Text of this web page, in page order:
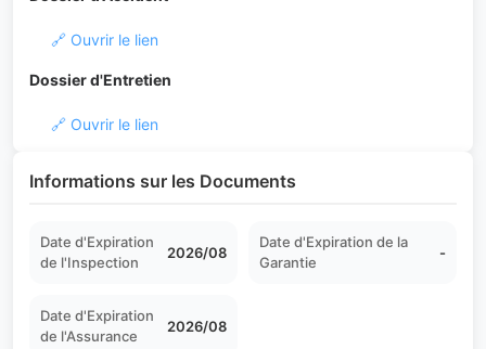
🔗 Ouvrir le lien
Dossier d'Entretien
🔗 Ouvrir le lien
Informations sur les Documents
Date d'Expiration
de l'Inspection
2026/08
Date d'Expiration de la
Garantie
-
Date d'Expiration
de l'Assurance
2026/08